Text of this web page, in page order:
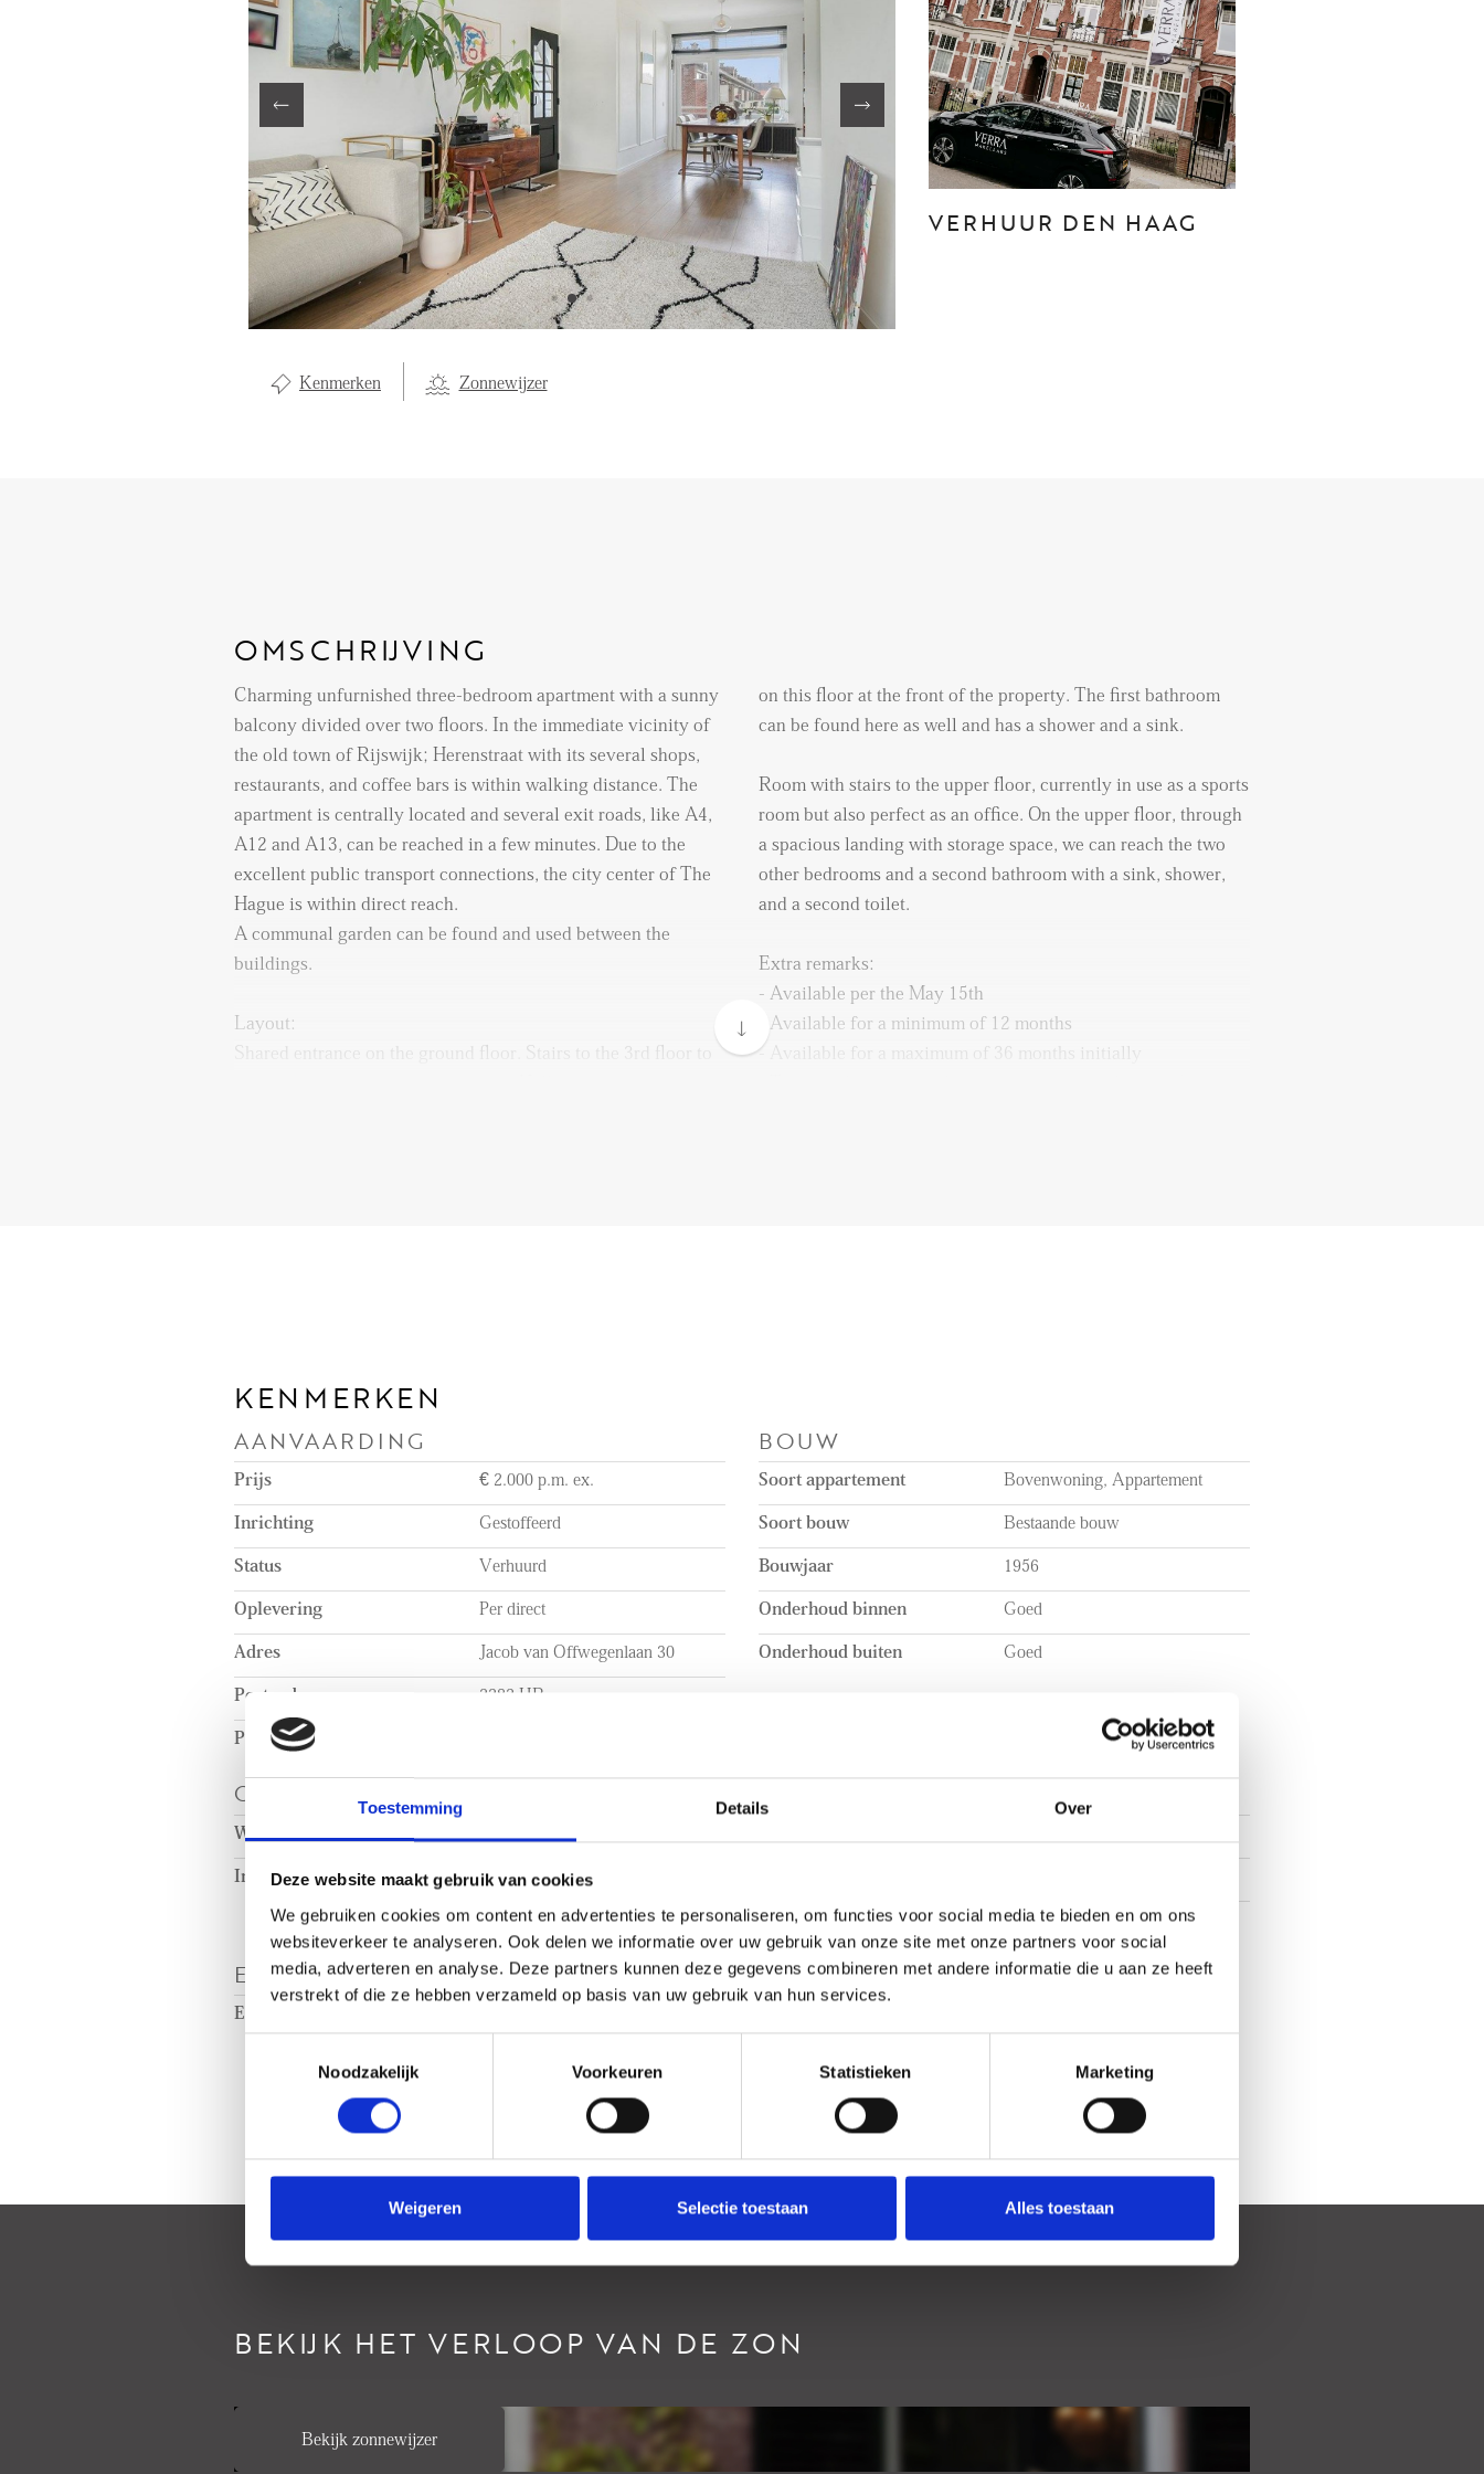
Toestemming Details Over
Deze website maakt gebruik van cookies
We gebruiken cookies om content en advertenties te personaliseren, om functies voor social media te bieden en om ons
websiteverkeer te analyseren. Ook delen we informatie over uw gebruik van onze site met onze partners voor social
media, adverteren en analyse. Deze partners kunnen deze gegevens combineren met andere informatie die u aan ze heeft
verstrekt of die ze hebben verzameld op basis van uw gebruik van hun services.
Noodzakelijk
Voorkeuren Statistieken Marketing
Weigeren Selectie toestaan Alles toestaan
Kenmerken Zonnewijzer
VERHUUR DEN HAAG
OMSCHRIJVING
Charming unfurnished three-bedroom apartment with a sunny
balcony divided over two floors. In the immediate vicinity of
the old town of Rijswijk; Herenstraat with its several shops,
restaurants, and coffee bars is within walking distance. The
apartment is centrally located and several exit roads, like A4,
A12 and A13, can be reached in a few minutes. Due to the
excellent public transport connections, the city center of The
Hague is within direct reach.
A communal garden can be found and used between the
buildings.
Layout:
Shared entrance on the ground floor. Stairs to the 3rd floor to
on this floor at the front of the property. The first bathroom
can be found here as well and has a shower and a sink.
Room with stairs to the upper floor, currently in use as a sports
room but also perfect as an office. On the upper floor, through
a spacious landing with storage space, we can reach the two
other bedrooms and a second bathroom with a sink, shower,
and a second toilet.
Extra remarks:
- Available per the May 15th
- Available for a minimum of 12 months
- Available for a maximum of 36 months initially
KENMERKEN
AANVAARDING
Prijs € 2.000 p.m. ex.
Inrichting Gestoffeerd
Status Verhuurd
Oplevering Per direct
Adres Jacob van Offwegenlaan 30
Postcode 2282 HR
Plaats
BOUW
Soort appartement Bovenwoning, Appartement
Soort bouw Bestaande bouw
Bouwjaar 1956
Onderhoud binnen Goed
Onderhoud buiten Goed
OPPERVLAKTEN EN INHOUD
Woonoppervlakte
Inhoud ca. 298m³
INDELING
Aantal verdiepingen 2
ENERGIE
Energielabel
BEKIJK HET VERLOOP VAN DE ZON
Bekijk zonnewijzer
LOCAL LIFE
OVER ONS
CONTACT
OVER ONS
FAQ
Reviews
Werken bij
CONTACT
Den Haag
Hillegersberg
Rotterdam